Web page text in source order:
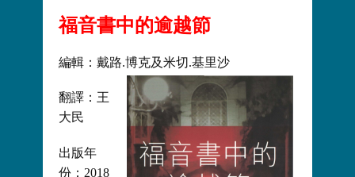
福音書中的逾越節
編輯：戴路.博克及米切.基里沙
翻譯：王
大民
出版年
份：2018